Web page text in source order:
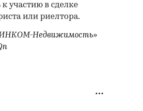
участию в сделке
или риелтора.
Недвижимость»